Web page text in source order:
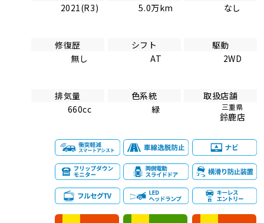
2021(R3)
5.0万km
なし
修復歴
無し
シフト
AT
駆動
2WD
排気量
660cc
色系統
緑
取扱店舗
三重県
鈴鹿店